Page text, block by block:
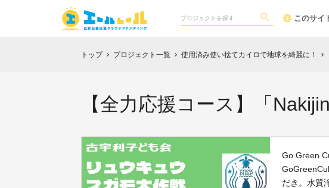
このサイ
トップ chevron_right プロジェクト一覧 chevron_right 使用済み使い捨てカイロで地球を綺麗に！ chevron_right
【全力応援コース】「
Go Green
だき。水質